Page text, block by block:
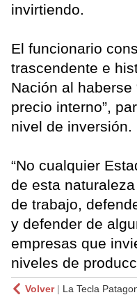
invirtiendo.
El funcionario
trascendente e
Nación al haberse
precio interno”,
nivel de inversión.
“No cualquier
de esta
de trabajo,
y defender de
empresas que
niveles de
Volver| La Tecla